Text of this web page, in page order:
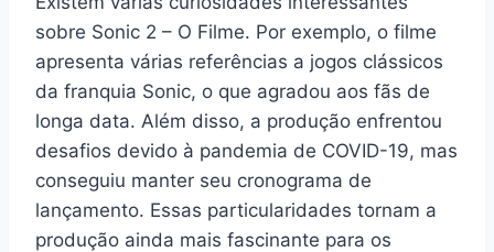
sobre Sonic 2 – O Filme. Por exemplo, o filme
apresenta várias referências a jogos clássicos
da franquia Sonic, o que agradou aos fãs de
longa data. Além disso, a produção enfrentou
desafios devido à pandemia de COVID-19, mas
conseguiu manter seu cronograma de
lançamento. Essas particularidades tornam a
produção ainda mais fascinante para os